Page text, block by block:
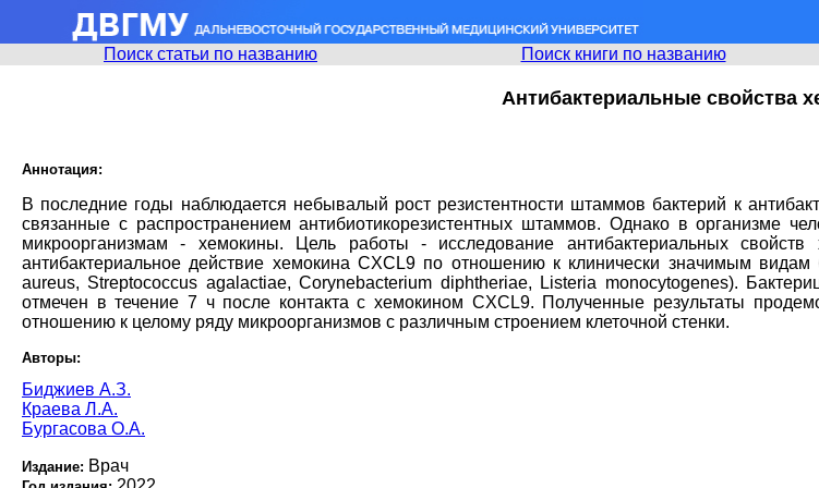
Поиск статьи по названию Поиск книги по названию
Антибактериальные свойства
Аннотация:
В последние годы наблюдается небывалый рост резистентности штаммов бактерий к
связанные с распространением антибиотикорезистентных штаммов. Однако в организме
микроорганизмам - хемокины. Цель работы - исследование антибактериальных
антибактериальное действие хемокина CXCL9 по отношению к клинически значимым
aureus, Streptococcus agalactiae, Corynebacterium diphtheriae, Listeria monocytogenes).
отмечен в течение 7 ч после контакта с хемокином CXCL9. Полученные результаты
отношению к целому ряду микроорганизмов с различным строением клеточной стенки.
Авторы:
Биджиев А.З.
Краева Л.А.
Бургасова О.А.
Издание: Врач